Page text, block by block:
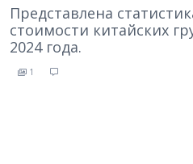
Представлена
стоимости китайских
2024 года.
1